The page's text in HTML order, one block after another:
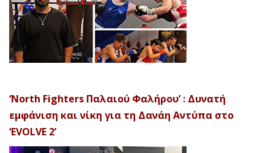
‘North Fighters Παλαιού Φαλήρου’ : Δυνατή
εμφάνιση και νίκη για τη Δανάη Αντύπα στο
‘EVOLVE 2’